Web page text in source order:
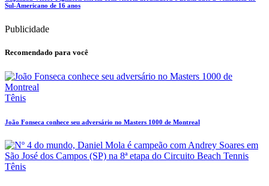
Sul-Americano de 16 anos
Publicidade
Recomendado para você
Tênis
João Fonseca conhece seu adversário no Masters 1000 de Montreal
Tênis